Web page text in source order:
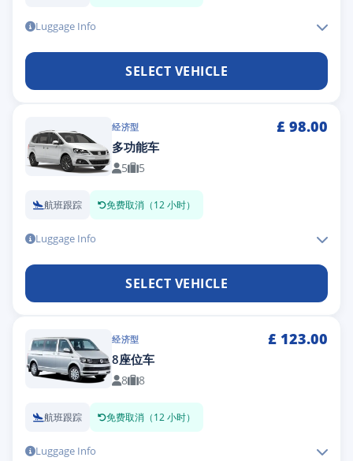
Luggage Info
SELECT VEHICLE
经济型 £ 98.00
多功能车
5 5
航班跟踪 免费取消（12 小时）
Luggage Info
SELECT VEHICLE
经济型 £ 123.00
8座位车
8 8
航班跟踪 免费取消（12 小时）
Luggage Info